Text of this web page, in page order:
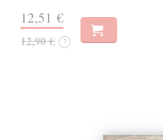
12,51 €
12,90 € ?